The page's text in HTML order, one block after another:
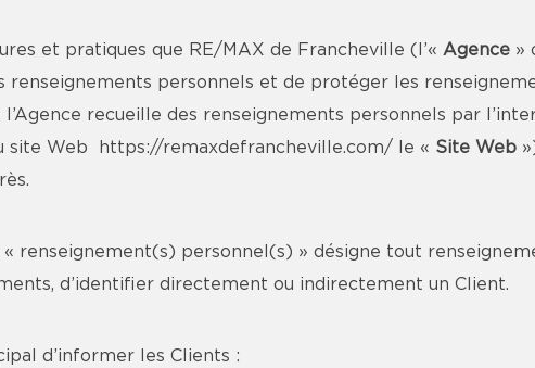
et pratiques que RE/MAX de Francheville (l’« Agence »
renseignements personnels et de protéger les
recueille des renseignements personnels par
site Web
https://remaxdefrancheville.com/ le « Site Web
« renseignement(s) personnel(s) » désigne tout
d’identifier directement ou indirectement un Client.
d’informer les Clients :